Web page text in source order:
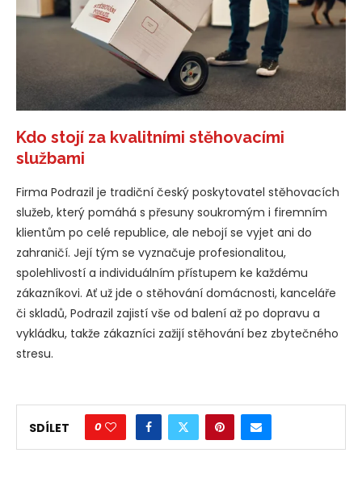
Kdo stojí za kvalitními stěhovacími
službami
Firma Podrazil je tradiční český poskytovatel stěhovacích
služeb, který pomáhá s přesuny soukromým i firemním
klientům po celé republice, ale nebojí se vyjet ani do
zahraničí. Její tým se vyznačuje profesionalitou,
spolehlivostí a individuálním přístupem ke každému
zákazníkovi. Ať už jde o stěhování domácnosti, kanceláře
či skladů, Podrazil zajistí vše od balení až po dopravu a
vykládku, takže zákazníci zažijí stěhování bez zbytečného
stresu.
SDÍLET 0